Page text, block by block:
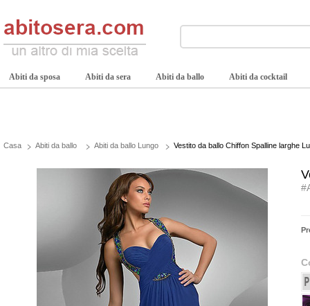
Abiti da sposa Abiti da sera Abiti da ballo Abiti da cocktail
Casa Abiti da ballo Abiti da ballo Lungo Vestito da ballo Chiffon Spalline larghe